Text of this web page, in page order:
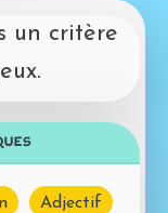
Mémoriser
un critère
Adjectif